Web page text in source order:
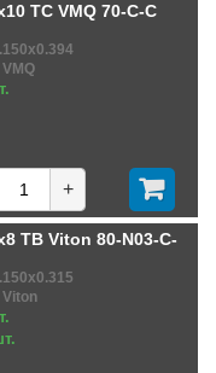
TC VMQ 70-C-C
VMQ
+
TB Viton 80-N03-C-
Viton